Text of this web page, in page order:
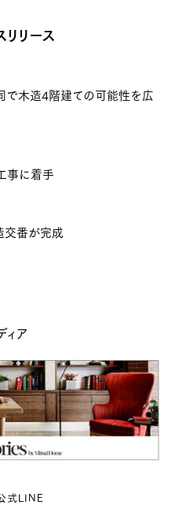
リリース
木造4階建ての可能性を広
事に着手
交番が完成
ィア
式LINE